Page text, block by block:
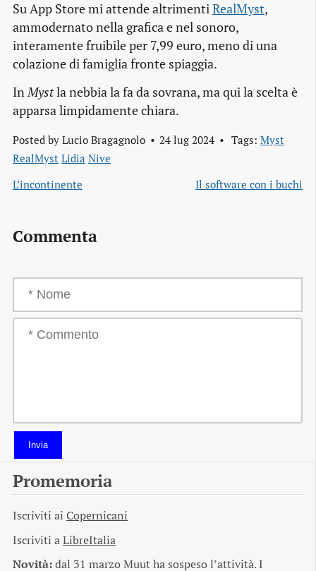
Su App Store mi attende altrimentiRealMyst,
ammodernato nella grafica e nel sonoro,
interamente fruibile per 7,99 euro, meno di una
colazione di famiglia fronte spiaggia.
InMystla nebbia la fa da sovrana, ma qui la scelta è
apparsa limpidamente chiara.
Posted by Lucio Bragagnolo 24 lug 2024 Tags: Myst
RealMyst Lidia Nive
L’incontinente
Il software con i buchi
Commenta
Invia
Promemoria
Iscriviti ai Copernicani
Iscriviti aLibreItalia
Novità:dal 31 marzo Muut ha sospeso l’attività. I